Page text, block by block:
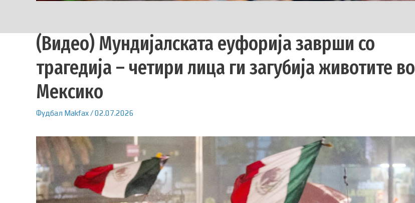
(Видео) Мундијалската еуфорија заврши со
трагедија – четири лица ги загубија животите во
Мексико
Фудбал Makfax/02.07.2026